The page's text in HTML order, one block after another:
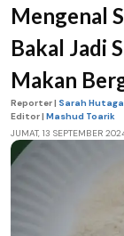
Mengenal
Bakal Jadi
Makan
Reporter | Sarah
Editor | Mashud Toarik
JUMAT, 13 SEPTEMBER